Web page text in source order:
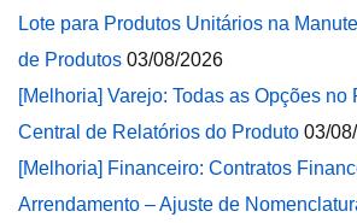
Lote para Produtos Unitários na
de Produtos 03/08/2026
[Melhoria] Varejo: Todas as Opções no
Central de Relatórios do Produto 03/
[Melhoria] Financeiro: Contratos
Arrendamento – Ajuste de